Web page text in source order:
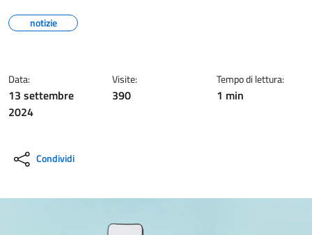
notizie
Data:
13 settembre
2024
Visite:
390
Tempo di lettura:
1 min
Condividi